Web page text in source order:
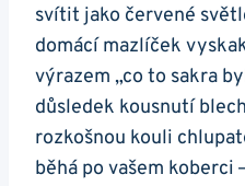
svítit jako červené
domácí mazlíček
výrazem „co to sakra
důsledek kousnutí
rozkošnou kouli
běhá po vašem koberci